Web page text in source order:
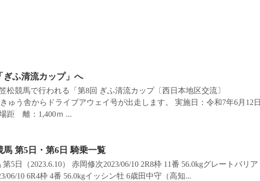
ぎふ清流カップ」へ
松競馬で行われる「第8回 ぎふ清流カップ〔西日本地区交流〕
ゅう舎からドライブアウェイ号が出走します。 実施日：令和7年6月12日
距 離：1,400ｍ ...
第5日・第6日 騎乗一覧
5日（2023.6.10） 赤岡修次2023/06/10 2R8枠 11番 56.0kgグレートバリア
06/10 6R4枠 4番 56.0kgイッシン牡 6歳田中守（高知...